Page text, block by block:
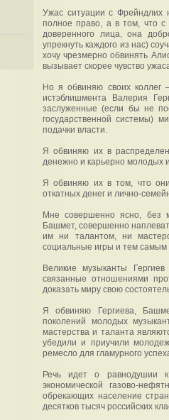
Ужас ситуации с
полное право, а в том, что с
доверенного лица, она
упрекнуть каждого из нас)
хочу чрезмерно обвинять
вызывает скорее чувство
Но я обвиняю своих коллег
истэблишмента Валерия
заслуженные (если бы не
государственной системы)
подачки власти.
Я обвиняю их в
денежно и карьерно молодых
Я обвиняю их в том, что
откатных денег и лично-
Мне совершенно ясно, без
Башмет, совершенно
им ни талантом, ни
социальные игры и тем самым
Великие музыканты
связанные отношениями
доказать миру свою
Я обвиняю Гергиева,
поколений молодых
мастерства и таланта
убедили и приучили
ремесло для гламурного
Речь идет о равнодушии к
экономической газово-
обрекающих население
десятков тысяч российских